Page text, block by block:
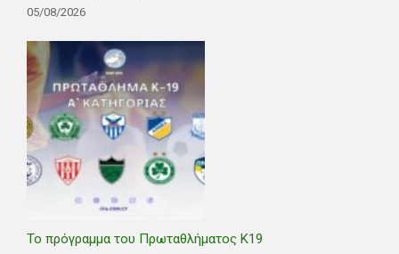
05/08/2026
Το πρόγραμμα του Πρωταθλήματος Κ19